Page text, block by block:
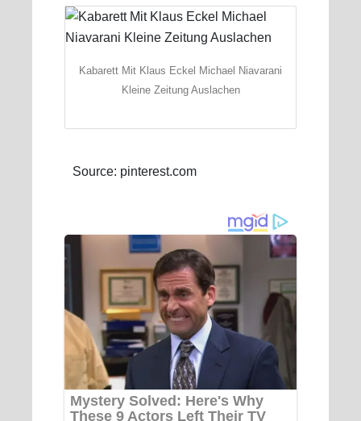
Kabarett Mit Klaus Eckel Michael Niavarani
Kleine Zeitung Auslachen
Source: pinterest.com